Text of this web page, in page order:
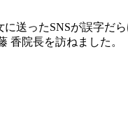
送ったSNSが誤字
香院長を訪ねました。